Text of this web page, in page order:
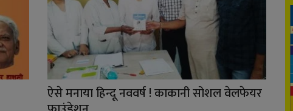
ऐसे मनाया हिन्दू नववर्ष ! काकानी सोशल वेलफेयर